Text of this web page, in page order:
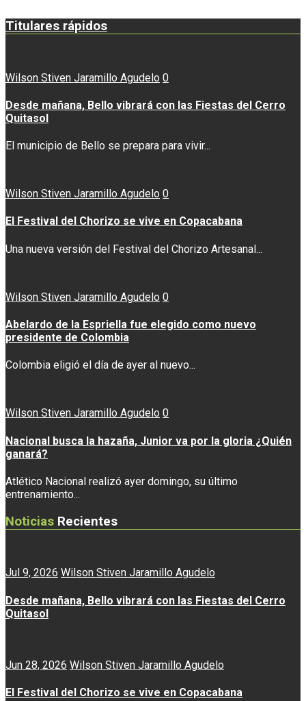
Titulares rápidos
Wilson Stiven Jaramillo Agudelo 0
Desde mañana, Bello vibrará con las Fiestas del Cerro
Quitasol
El municipio de Bello se prepara para vivir...
Wilson Stiven Jaramillo Agudelo 0
El Festival del Chorizo se vive en Copacabana
Una nueva versión del Festival del Chorizo Artesanal...
Wilson Stiven Jaramillo Agudelo 0
Abelardo de la Espriella fue elegido como nuevo
presidente de Colombia
Colombia eligió el día de ayer al nuevo...
Wilson Stiven Jaramillo Agudelo 0
Nacional busca la hazaña, Junior va por la gloria ¿Quién
ganará?
Atlético Nacional realizó ayer domingo, su último
entrenamiento...
Noticias Recientes
Jul 9, 2026 Wilson Stiven Jaramillo Agudelo
Desde mañana, Bello vibrará con las Fiestas del Cerro
Quitasol
Jun 28, 2026 Wilson Stiven Jaramillo Agudelo
El Festival del Chorizo se vive en Copacabana